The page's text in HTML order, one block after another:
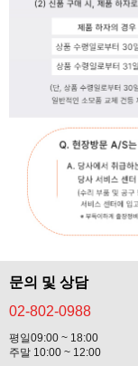
문의 및 상담
02-802-0988
평일09:00 ~ 18:00
주말 10:00 ~ 12:00